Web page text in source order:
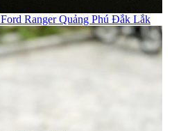
Ranger Quảng Phú Đắk Lắk